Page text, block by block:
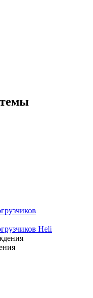
Heli